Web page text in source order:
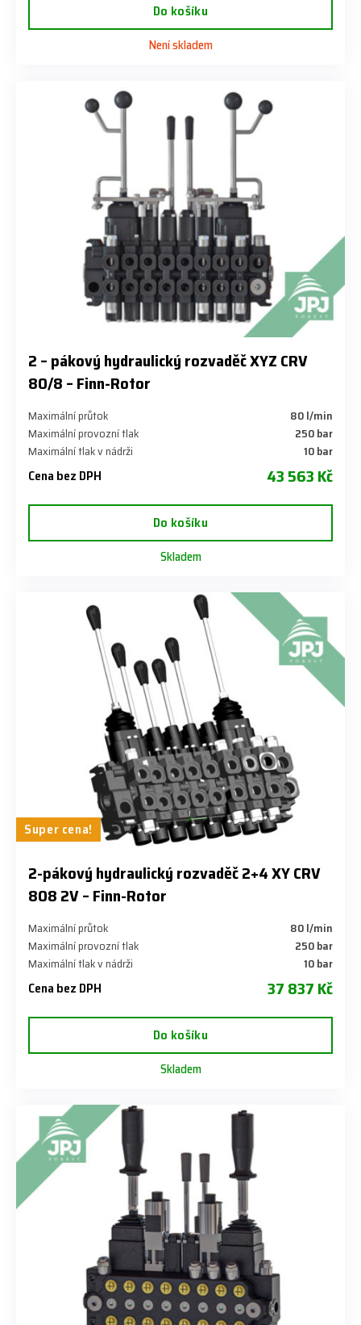
Do košíku
Není skladem
2 – pákový hydraulický rozvaděč XYZ CRV
80/8 – Finn-Rotor
Maximální průtok
80 l/min
Maximální provozní tlak
250 bar
Maximální tlak v nádrži
10 bar
Cena bez DPH 43 563 Kč
Do košíku
Skladem
Super cena!
​2-pákový hydraulický rozvaděč 2+4 XY CRV
808 2V – Finn-Rotor
Maximální průtok
80 l/min
Maximální provozní tlak
​250 bar
Maximální tlak v nádrži
​10 bar
Cena bez DPH 37 837 Kč
Do košíku
Skladem